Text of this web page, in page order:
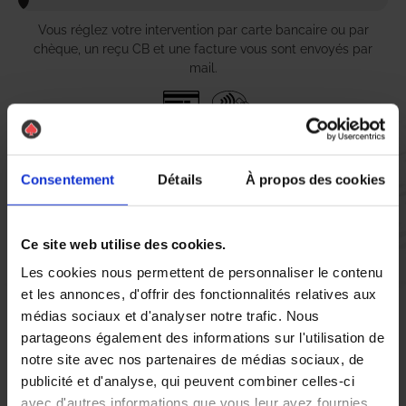
Consentement Détails À propos des cookies
Ce site web utilise des cookies.
Les cookies nous permettent de personnaliser le contenu
et les annonces, d'offrir des fonctionnalités relatives aux
médias sociaux et d'analyser notre trafic. Nous
partageons également des informations sur l'utilisation de
notre site avec nos partenaires de médias sociaux, de
publicité et d'analyse, qui peuvent combiner celles-ci
avec d'autres informations que vous leur avez fournies
Vous réglez votre intervention par carte bancaire ou par
chèque, un reçu CB et une facture vous sont envoyés par
mail.
Vous évaluez la prestation
Vous recevez une demande d’évaluation de votre expérience
avec l’équipe AS DE PIC.
Nous avons pensé à tout
La ville de Beaucaire, avec son charme et son patrimoine, n’est